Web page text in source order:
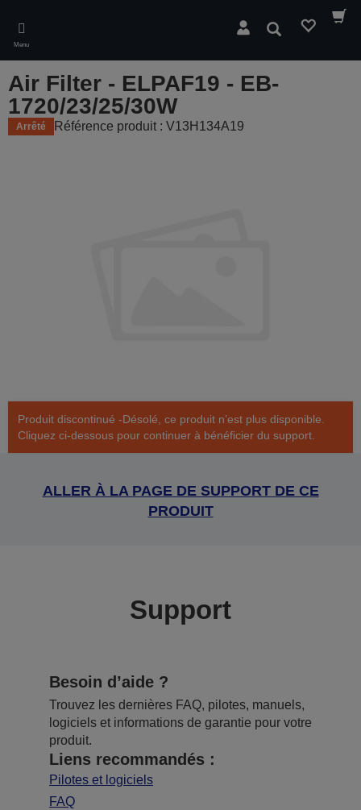
main
content
Menu
Rechercher
Air Filter - ELPAF19 - EB-
1720/23/25/30W
Arrêté Référence produit : V13H134A19
Produit discontinué -Désolé, ce produit n’est plus disponible.
Cliquez ci-dessous pour continuer à bénéficier du support.
ALLER À LA PAGE DE SUPPORT DE CE
PRODUIT
Support
Besoin d’aide ?
Trouvez les dernières FAQ, pilotes, manuels,
logiciels et informations de garantie pour votre
produit.
Liens recommandés :
Pilotes et logiciels
FAQ